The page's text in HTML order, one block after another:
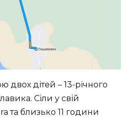
двох дітей – 13-річного
Сіли у свій
та близько 11 години